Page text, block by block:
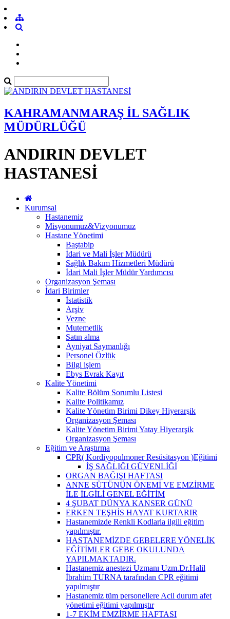
KAHRAMANMARAŞ İL SAĞLIK
MÜDÜRLÜĞÜ
ANDIRIN DEVLET
HASTANESİ
Kurumsal
Hastanemiz
Misyonumuz&Vizyonumuz
Hastane Yönetimi
Baştabip
İdari ve Mali İşler Müdürü
Sağlık Bakım Hizmetleri Müdürü
İdari Mali İşler Müdür Yardımcısı
Organizasyon Şeması
İdari Birimler
İstatistik
Arşiv
Vezne
Mutemetlik
Satın alma
Ayniyat Saymanlığı
Personel Özlük
Bilgi işlem
Ebys Evrak Kayıt
Kalite Yönetimi
Kalite Bölüm Sorumlu Listesi
Kalite Politikamız
Kalite Yönetim Birimi Dikey Hiyerarşik
Organizasyon Şeması
Kalite Yönetim Birimi Yatay Hiyerarşik
Organizasyon Şeması
Eğitim ve Araştırma
CPR( Kordiyopulmoner Resüsitasyon )Eğitimi
İŞ SAĞLIĞI GÜVENLİĞİ
ORGAN BAĞIŞI HAFTASI
ANNE SÜTÜNÜN ÖNEMİ VE EMZİRME
İLE İLGİLİ GENEL EĞİTİM
4 ŞUBAT DÜNYA KANSER GÜNÜ
ERKEN TEŞHİS HAYAT KURTARIR
Hastanemizde Renkli Kodlarla ilgili eğitim
yapılmıştır.
HASTANEMİZDE GEBELERE YÖNELİK
EĞİTİMLER GEBE OKULUNDA
YAPILMAKTADIR.
Hastanemiz anestezi Uzmanı Uzm.Dr.Halil
İbrahim TURNA tarafından CPR eğitimi
yapılmıştır
Hastanemiz tüm personellere Acil durum afet
yönetimi eğitimi yapılmıştır
1-7 EKİM EMZİRME HAFTASI